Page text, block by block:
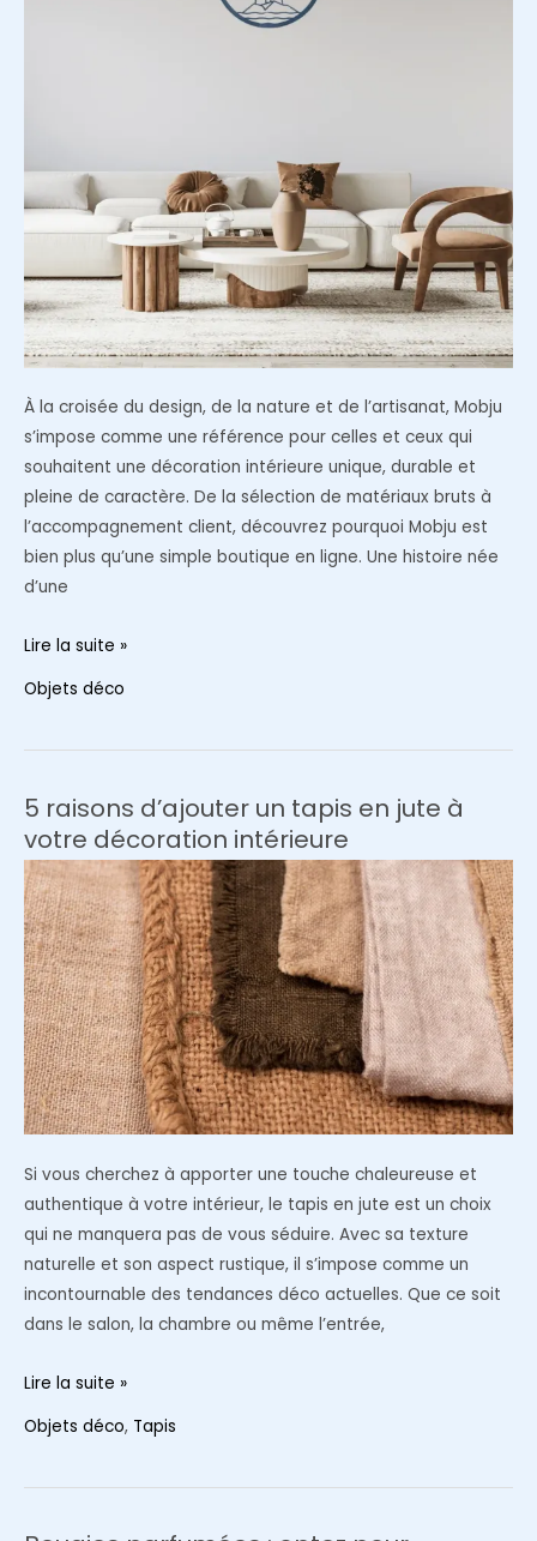
À la croisée du design, de la nature et de l’artisanat, Mobju
s’impose comme une référence pour celles et ceux qui
souhaitent une décoration intérieure unique, durable et
pleine de caractère. De la sélection de matériaux bruts à
l’accompagnement client, découvrez pourquoi Mobju est
bien plus qu’une simple boutique en ligne. Une histoire née
d’une
Mobju,
allié
décoration
et
naturelle
Lire la suite »
Objets déco
5 raisons d’ajouter un tapis en jute à
votre décoration intérieure
Si vous cherchez à apporter une touche chaleureuse et
authentique à votre intérieur, le tapis en jute est un choix
qui ne manquera pas de vous séduire. Avec sa texture
naturelle et son aspect rustique, il s’impose comme un
incontournable des tendances déco actuelles. Que ce soit
dans le salon, la chambre ou même l’entrée,
5
d’ajouter
en
Lire la suite »
Objets déco, Tapis